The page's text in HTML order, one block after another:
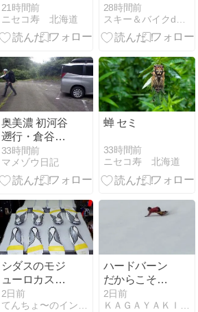
21時間前
ニセコ寿 北海道
も青空戻る
2026/8/5(水)
28時間前
スキー＆バイクdeムービー
奥美濃 初河谷
遡行・倉谷川
下降：高巻き
地獄を超える
とナメ天国！
33時間前
マメゾウ日記
蝉 セミ
33時間前
ニセコ寿 北海道
シダスのモジ
ューロカスタ
ムインソール
2日前
てんちょ〜のイン・マイ・ソゥル2
ハードバーン
だからこそ滑
り込む。
2日前
ＫＡＧＡＹＡＫＩ ＳＮＯＷＢＯＡＲＤ